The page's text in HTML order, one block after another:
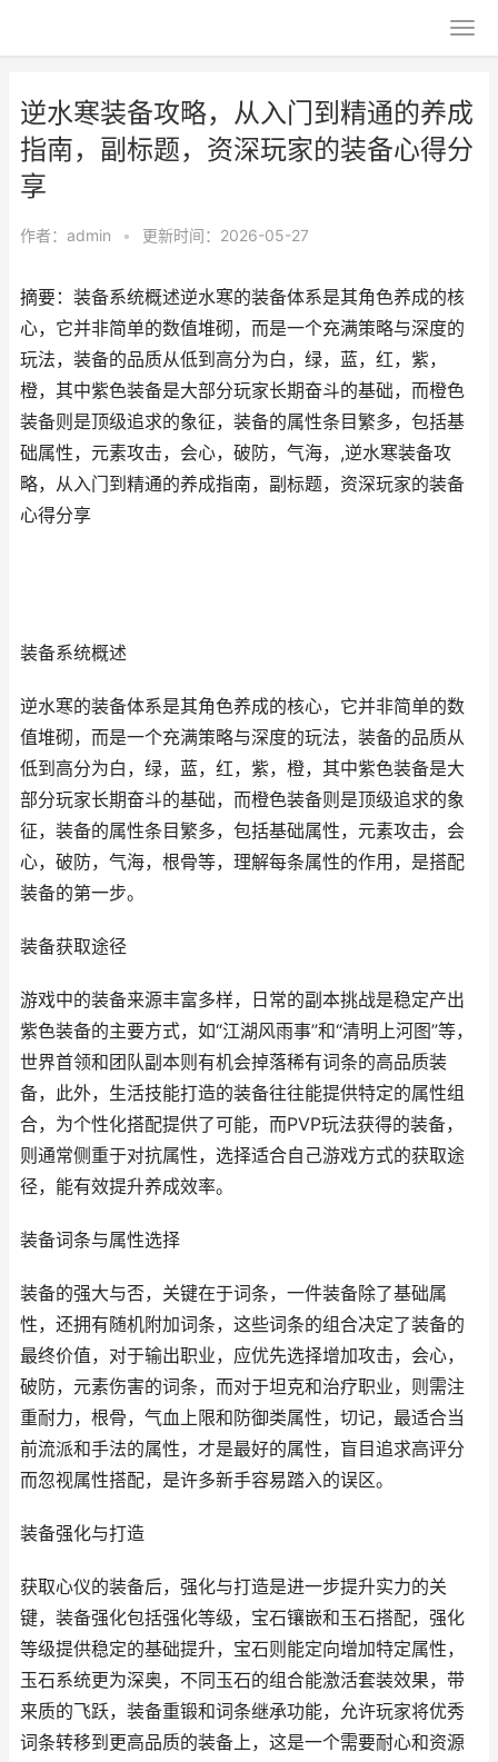
逆水寒装备攻略，从入门到精通的养成
指南，副标题，资深玩家的装备心得分
享
作者： admin • 更新时间：2026-05-27
摘要：装备系统概述逆水寒的装备体系是其角色养成的核
心，它并非简单的数值堆砌，而是一个充满策略与深度的
玩法，装备的品质从低到高分为白，绿，蓝，红，紫，
橙，其中紫色装备是大部分玩家长期奋斗的基础，而橙色
装备则是顶级追求的象征，装备的属性条目繁多，包括基
础属性，元素攻击，会心，破防，气海，,逆水寒装备攻
略，从入门到精通的养成指南，副标题，资深玩家的装备
心得分享
装备系统概述
逆水寒的装备体系是其角色养成的核心，它并非简单的数
值堆砌，而是一个充满策略与深度的玩法，装备的品质从
低到高分为白，绿，蓝，红，紫，橙，其中紫色装备是大
部分玩家长期奋斗的基础，而橙色装备则是顶级追求的象
征，装备的属性条目繁多，包括基础属性，元素攻击，会
心，破防，气海，根骨等，理解每条属性的作用，是搭配
装备的第一步。
装备获取途径
游戏中的装备来源丰富多样，日常的副本挑战是稳定产出
紫色装备的主要方式，如“江湖风雨事”和“清明上河图”等，
世界首领和团队副本则有机会掉落稀有词条的高品质装
备，此外，生活技能打造的装备往往能提供特定的属性组
合，为个性化搭配提供了可能，而PVP玩法获得的装备，
则通常侧重于对抗属性，选择适合自己游戏方式的获取途
径，能有效提升养成效率。
装备词条与属性选择
装备的强大与否，关键在于词条，一件装备除了基础属
性，还拥有随机附加词条，这些词条的组合决定了装备的
最终价值，对于输出职业，应优先选择增加攻击，会心，
破防，元素伤害的词条，而对于坦克和治疗职业，则需注
重耐力，根骨，气血上限和防御类属性，切记，最适合当
前流派和手法的属性，才是最好的属性，盲目追求高评分
而忽视属性搭配，是许多新手容易踏入的误区。
装备强化与打造
获取心仪的装备后，强化与打造是进一步提升实力的关
键，装备强化包括强化等级，宝石镶嵌和玉石搭配，强化
等级提供稳定的基础提升，宝石则能定向增加特定属性，
玉石系统更为深奥，不同玉石的组合能激活套装效果，带
来质的飞跃，装备重锻和词条继承功能，允许玩家将优秀
词条转移到更高品质的装备上，这是一个需要耐心和资源